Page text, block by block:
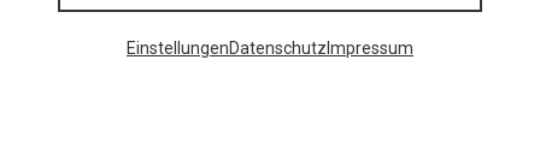
EinstellungenDatenschutz Impressum